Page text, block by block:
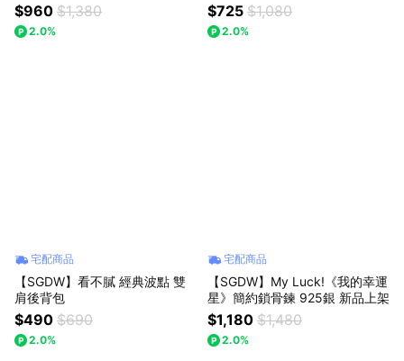
$960 $1,380
2.0%
$725 $1,080
2.0%
宅配商品
【SGDW】看不膩 經典波點 雙
肩後背包
$490 $690
2.0%
宅配商品
【SGDW】My Luck!《我的幸運
星》簡約鎖骨鍊 925銀 新品上架
$1,180 $1,480
2.0%